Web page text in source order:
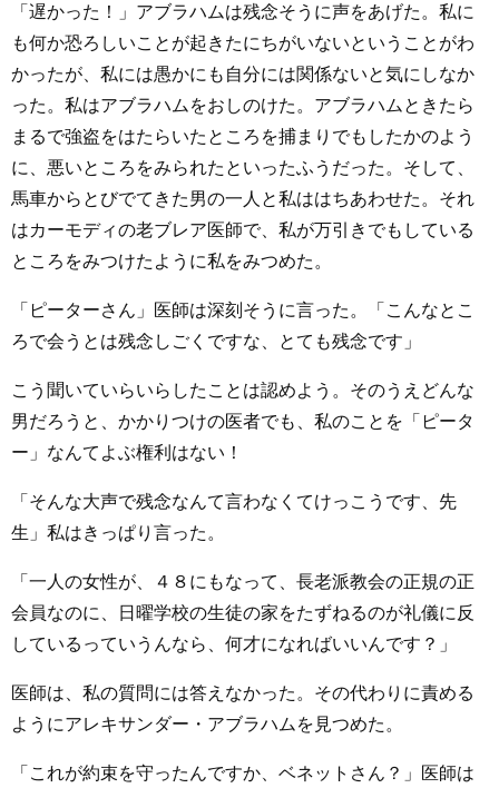
「遅かった！」アブラハムは残念そうに声をあげた。私に
も何か恐ろしいことが起きたにちがいないということがわ
かったが、私には愚かにも自分には関係ないと気にしなか
った。私はアブラハムをおしのけた。アブラハムときたら
まるで強盗をはたらいたところを捕まりでもしたかのよう
に、悪いところをみられたといったふうだった。そして、
馬車からとびでてきた男の一人と私ははちあわせた。それ
はカーモディの老ブレア医師で、私が万引きでもしている
ところをみつけたように私をみつめた。
「ピーターさん」医師は深刻そうに言った。「こんなとこ
ろで会うとは残念しごくですな、とても残念です」
こう聞いていらいらしたことは認めよう。そのうえどんな
男だろうと、かかりつけの医者でも、私のことを「ピータ
ー」なんてよぶ権利はない！
「そんな大声で残念なんて言わなくてけっこうです、先
生」私はきっぱり言った。
「一人の女性が、４８にもなって、長老派教会の正規の正
会員なのに、日曜学校の生徒の家をたずねるのが礼儀に反
しているっていうんなら、何才になればいいんです？」
医師は、私の質問には答えなかった。その代わりに責める
ようにアレキサンダー・アブラハムを見つめた。
「これが約束を守ったんですか、ベネットさん？」医師は